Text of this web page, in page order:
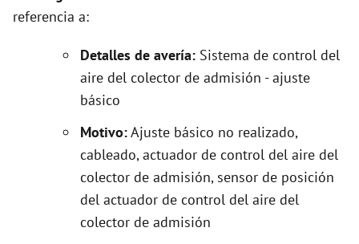
referencia a:
Detalles de avería: Sistema de control del
aire del colector de admisión - ajuste
básico
Motivo:Ajuste básico no realizado,
cableado, actuador de control del aire del
colector de admisión, sensor de posición
del actuador de control del aire del
colector de admisión